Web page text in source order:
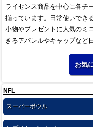
ライセンス商品を中心に各チ
揃っています。日常使いでき
小物やプレゼントに人気のミ
きるアパレルやキャップなど
お気
NFL
スーパーボウル